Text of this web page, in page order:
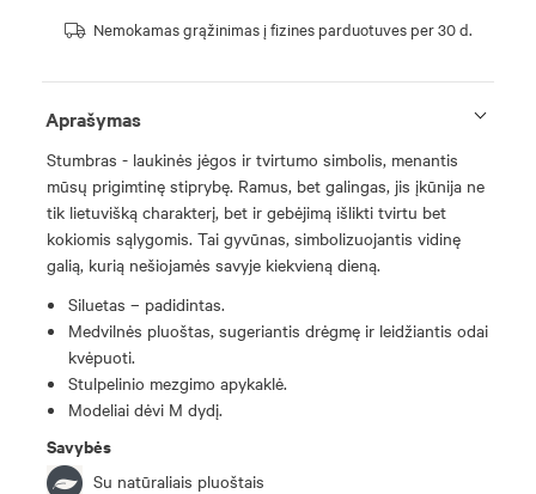
Nemokamas grąžinimas į fizines parduotuves per 30 d.
Aprašymas
Stumbras - laukinės jėgos ir tvirtumo simbolis, menantis
mūsų prigimtinę stiprybę. Ramus, bet galingas, jis įkūnija ne
tik lietuvišką charakterį, bet ir gebėjimą išlikti tvirtu bet
kokiomis sąlygomis. Tai gyvūnas, simbolizuojantis vidinę
galią, kurią nešiojamės savyje kiekvieną dieną.
Siluetas – padidintas.
Medvilnės pluoštas, sugeriantis drėgmę ir leidžiantis odai
kvėpuoti.
Stulpelinio mezgimo apykaklė.
Modeliai dėvi M dydį.
Savybės
Su natūraliais pluoštais